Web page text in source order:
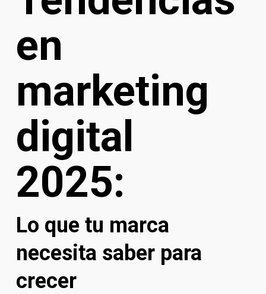
en
marketing
digital
2025:
Lo que tu marca
necesita saber para
crecer